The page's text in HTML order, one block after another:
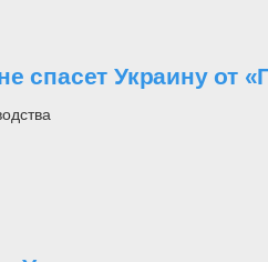
спасет Украину от